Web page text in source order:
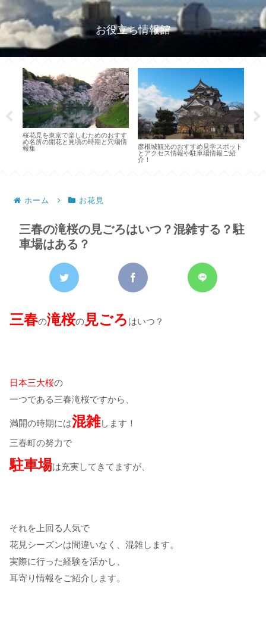
お役立ち情報館
城観光のおすすめ見学スポット
クセス情報や駐車場情報ご紹
キャンプ初心者必見！キャンプに必
要なテントや寝袋や持ち物や食べ物
のことがわかるページ
奈良県人がご
すすめモデル
ホーム お花見
三春の滝桜の見ごろはいつ？混雑する？駐
車場はある？
三春の滝桜の 見ごろ はいつ？
日本三大桜の
一つである三春滝桜ですから、
満開の時期には混雑します！
三春町の努力で
駐車場は充実してきてますが、
それを上回る人気で
花見シーズンは間違いなく、混雑します。
実際に行った経験を活かし、
耳寄り情報をご紹介します。